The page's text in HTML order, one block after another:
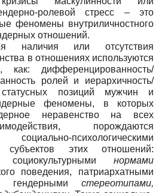
ролевой стресс – это
феномены внутриличностного
отношений.
наличия или отсутствия
в отношениях используются
как: дифференцированность/
ролей и иерархичность/
статусных позиций мужчин и
феномены, в которых
неравенство на всех
порождаются
психологическими
субъектов этих отношений:
социокультурными нормами
поведения, патриархатными
гендерными стереотипами,